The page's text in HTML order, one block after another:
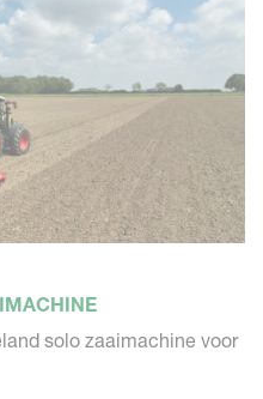
solo zaaimachine voor